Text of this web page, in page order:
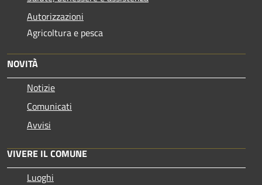
Autorizzazioni
Agricoltura e pesca
NOVITÀ
Notizie
Comunicati
Avvisi
VIVERE IL COMUNE
Luoghi